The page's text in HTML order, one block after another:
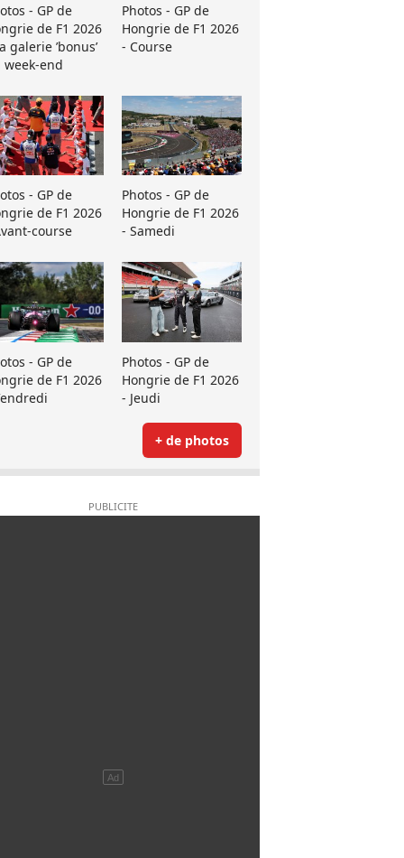
- GP de
de F1 2026
galerie ’bonus’
week-end
Photos - GP de
Hongrie de F1 2026
- Course
- GP de
de F1 2026
course
Photos - GP de
Hongrie de F1 2026
- Samedi
- GP de
de F1 2026
Photos - GP de
Hongrie de F1 2026
- Jeudi
+ de photos